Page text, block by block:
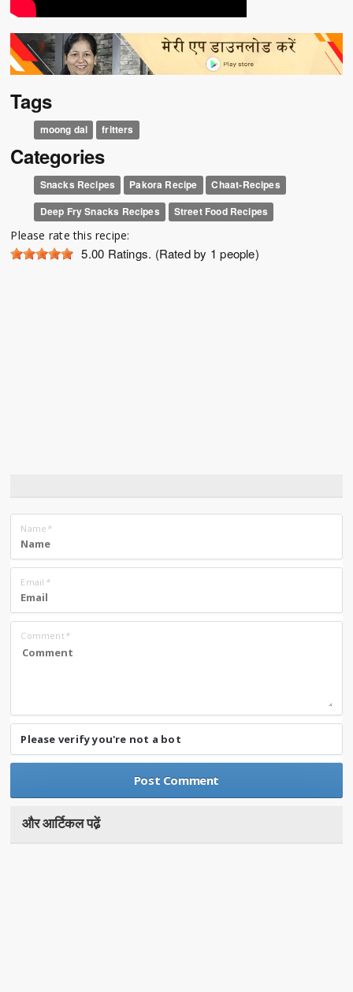
Tags
moong dal fritters
Categories
Snacks Recipes Pakora Recipe
Chaat-Recipes
Deep Fry Snacks Recipes
Street Food Recipes
Please rate this recipe:
5.00 Ratings. (Rated by 1 people)
Name *
Email *
Comment*
Please verify you're not a bot
और आर्टिकल पढे़ं